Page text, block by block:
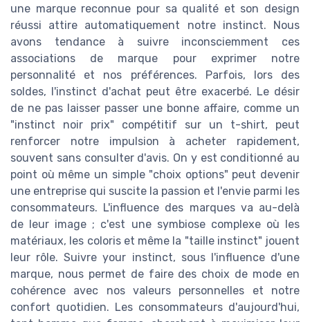
une marque reconnue pour sa qualité et son design
réussi attire automatiquement notre instinct. Nous
avons tendance à suivre inconsciemment ces
associations de marque pour exprimer notre
personnalité et nos préférences. Parfois, lors des
soldes, l'instinct d'achat peut être exacerbé. Le désir
de ne pas laisser passer une bonne affaire, comme un
"instinct noir prix" compétitif sur un t-shirt, peut
renforcer notre impulsion à acheter rapidement,
souvent sans consulter d'avis. On y est conditionné au
point où même un simple "choix options" peut devenir
une entreprise qui suscite la passion et l'envie parmi les
consommateurs. L'influence des marques va au-delà
de leur image ; c'est une symbiose complexe où les
matériaux, les coloris et même la "taille instinct" jouent
leur rôle. Suivre your instinct, sous l'influence d'une
marque, nous permet de faire des choix de mode en
cohérence avec nos valeurs personnelles et notre
confort quotidien. Les consommateurs d'aujourd'hui,